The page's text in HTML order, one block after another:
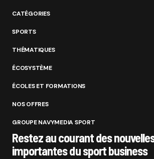
CATÉGORIES
SPORTS
THÉMATIQUES
ÉCOSYSTÈME
ÉCOLES ET FORMATIONS
NOS OFFRES
GROUPE NAVYMEDIA SPORT
Restez au courant des
importantes du sport business